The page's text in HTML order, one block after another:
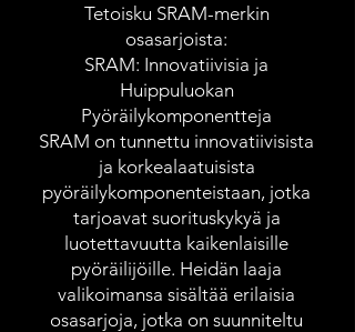
Tetoisku SRAM-merkin
osasarjoista:
SRAM: Innovatiivisia ja
Huippuluokan
Pyöräilykomponentteja
SRAM on tunnettu innovatiivisista
ja korkealaatuisista
pyöräilykomponenteistaan, jotka
tarjoavat suorituskykyä ja
luotettavuutta kaikenlaisille
pyöräilijöille. Heidän laaja
valikoimansa sisältää erilaisia
osasarjoja, jotka on suunniteltu